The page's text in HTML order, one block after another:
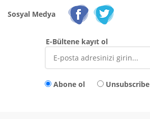
Sosyal Medya
E-Bültene kayıt ol
Abone ol Unsubscribe